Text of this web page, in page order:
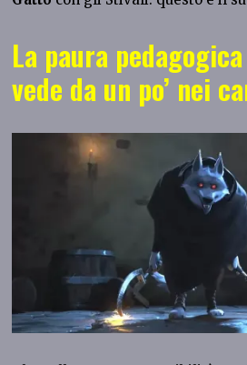
La paura
vede da un po’ nei